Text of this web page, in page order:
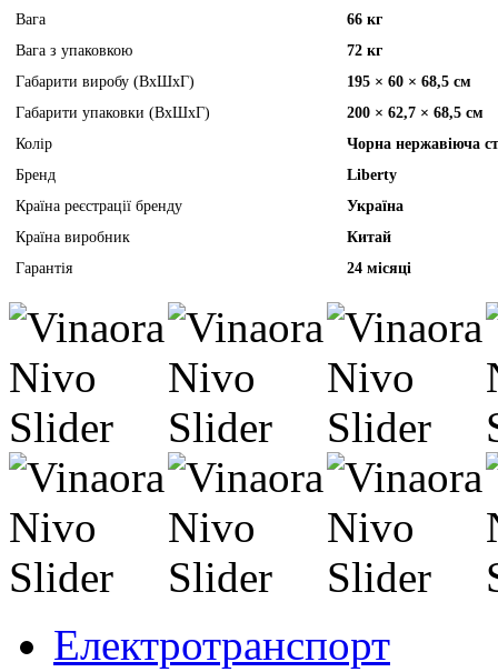
Вага
66 кг
Вага з упаковкою
72 кг
Габарити виробу (ВхШхГ)
195 × 60 × 68,5 см
Габарити упаковки (ВхШхГ)
200 × 62,7 × 68,5 см
Колір
Чорна нержавіюча
Бренд
Liberty
Країна реєстрації бренду
Україна
Країна виробник
Китай
Гарантія
24 місяці
Електротранспорт